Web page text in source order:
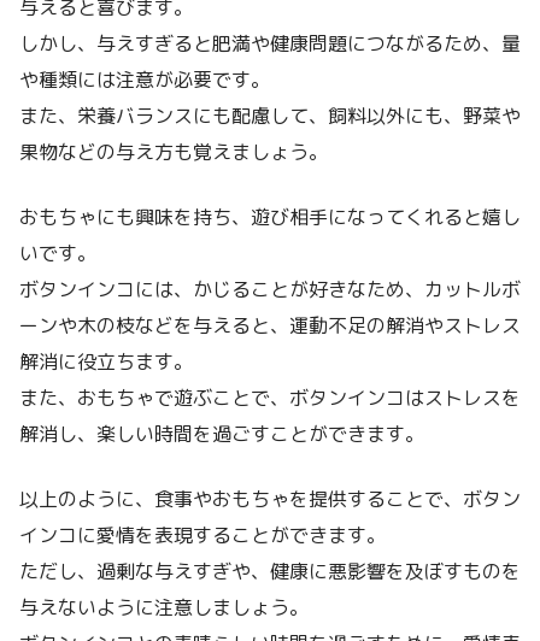
与えると喜びます。
しかし、与えすぎると肥満や健康問題につながるため、量
や種類には注意が必要です。
また、栄養バランスにも配慮して、飼料以外にも、野菜や
果物などの与え方も覚えましょう。
おもちゃにも興味を持ち、遊び相手になってくれると嬉し
いです。
ボタンインコには、かじることが好きなため、カットルボ
ーンや木の枝などを与えると、運動不足の解消やストレス
解消に役立ちます。
また、おもちゃで遊ぶことで、ボタンインコはストレスを
解消し、楽しい時間を過ごすことができます。
以上のように、食事やおもちゃを提供することで、ボタン
インコに愛情を表現することができます。
ただし、過剰な与えすぎや、健康に悪影響を及ぼすものを
与えないように注意しましょう。